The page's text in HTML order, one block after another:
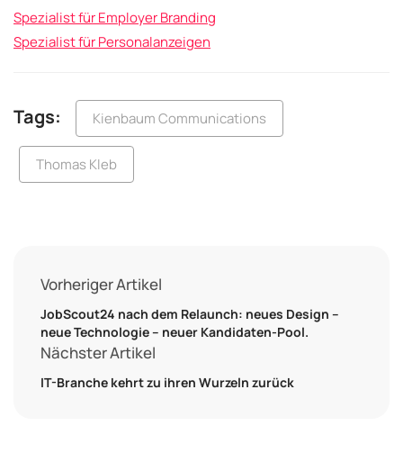
Spezialist für Employer Branding
Spezialist für Personalanzeigen
Tags: Kienbaum Communications
Thomas Kleb
Vorheriger Artikel
JobScout24 nach dem Relaunch: neues Design –
neue Technologie – neuer Kandidaten-Pool.
Nächster Artikel
IT-Branche kehrt zu ihren Wurzeln zurück